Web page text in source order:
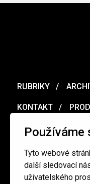
Používáme
Tyto webové
další sledovací
uživatelského
RUBRIKY
KONTAKT
MERCH
Ochrana osobních